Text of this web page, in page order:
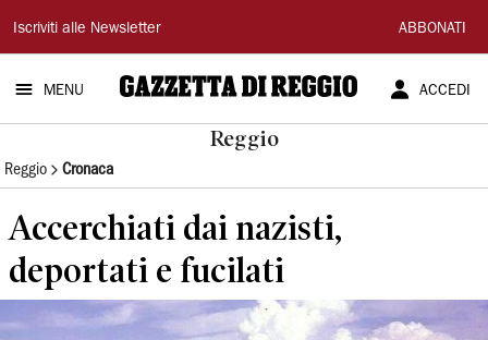
Gazzetta
di
Reggio
Iscriviti alle Newsletter ABBONATI
MENU ACCEDI
Reggio
Reggio Cronaca
Accerchiati dai nazisti,
deportati e fucilati